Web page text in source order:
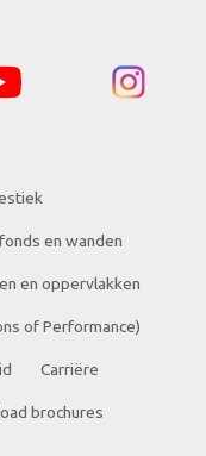
en wanden
en oppervlakken
of Performance)
Carriëre
brochures